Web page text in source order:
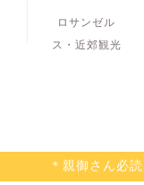
ロサンゼル
ス・近郊観光
＊親御さん必